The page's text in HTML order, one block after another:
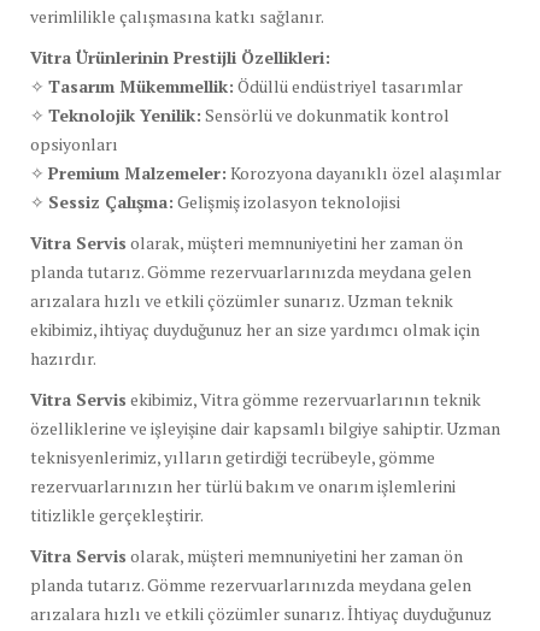
verimlilikle çalışmasına katkı sağlanır.
Vitra Ürünlerinin Prestijli Özellikleri:
✧ Tasarım Mükemmellik: Ödüllü endüstriyel tasarımlar
✧ Teknolojik Yenilik: Sensörlü ve dokunmatik kontrol
opsiyonları
✧ Premium Malzemeler: Korozyona dayanıklı özel alaşımlar
✧ Sessiz Çalışma: Gelişmiş izolasyon teknolojisi
Vitra Servis olarak, müşteri memnuniyetini her zaman ön
planda tutarız. Gömme rezervuarlarınızda meydana gelen
arızalara hızlı ve etkili çözümler sunarız. Uzman teknik
ekibimiz, ihtiyaç duyduğunuz her an size yardımcı olmak için
hazırdır.
Vitra Servis ekibimiz, Vitra gömme rezervuarlarının teknik
özelliklerine ve işleyişine dair kapsamlı bilgiye sahiptir. Uzman
teknisyenlerimiz, yılların getirdiği tecrübeyle, gömme
rezervuarlarınızın her türlü bakım ve onarım işlemlerini
titizlikle gerçekleştirir.
Vitra Servis olarak, müşteri memnuniyetini her zaman ön
planda tutarız. Gömme rezervuarlarınızda meydana gelen
arızalara hızlı ve etkili çözümler sunarız. İhtiyaç duyduğunuz